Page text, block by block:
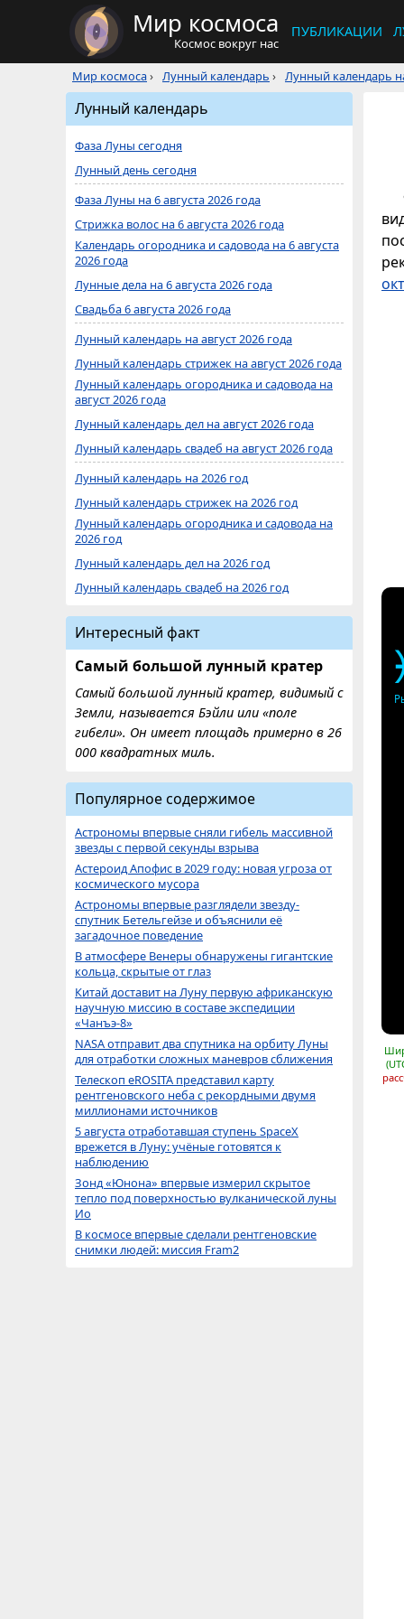
Мир космоса
Космос вокруг нас
ПУБЛИКАЦИИ
Мир космоса› Лунный календарь › Лунный календарь
Лунный календарь
Фаза Луны сегодня
Лунный день сегодня
Фаза Луны на 6 августа 2026 года
Стрижка волос на 6 августа 2026 года
Календарь огородника и садовода на 6 августа
2026 года
Лунные дела на 6 августа 2026 года
Свадьба 6 августа 2026 года
Лунный календарь на август 2026 года
Лунный календарь стрижек на август 2026 года
Лунный календарь огородника и садовода на
август 2026 года
Лунный календарь дел на август 2026 года
Лунный календарь свадеб на август 2026 года
Лунный календарь на 2026 год
Лунный календарь стрижек на 2026 год
Лунный календарь огородника и садовода на
2026 год
Лунный календарь дел на 2026 год
Лунный календарь свадеб на 2026 год
Интересный факт
Самый большой лунный кратер
Самый большой лунный кратер, видимый с
Земли, называется Бэйли или «поле
гибели». Он имеет площадь примерно в 26
000 квадратных миль.
Популярное содержимое
Астрономы впервые сняли гибель массивной
звезды с первой секунды взрыва
Астероид Апофис в 2029 году: новая угроза от
космического мусора
Астрономы впервые разглядели звезду-
спутник Бетельгейзе и объяснили её
загадочное поведение
В атмосфере Венеры обнаружены гигантские
кольца, скрытые от глаз
Китай доставит на Луну первую африканскую
научную миссию в составе экспедиции
«Чанъэ-8»
NASA отправит два спутника на орбиту Луны
для отработки сложных маневров сближения
Телескоп eROSITA представил карту
рентгеновского неба с рекордными двумя
миллионами источников
5 августа отработавшая ступень SpaceX
врежется в Луну: учёные готовятся к
наблюдению
Зонд «Юнона» впервые измерил скрытое
тепло под поверхностью вулканической луны
Ио
В космосе впервые сделали рентгеновские
снимки людей: миссия Fram2